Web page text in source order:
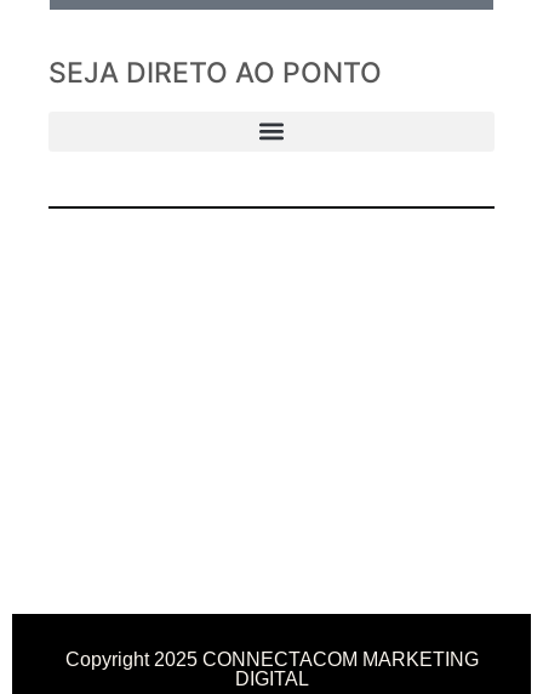
SEJA DIRETO AO PONTO
Copyright 2025 CONNECTACOM MARKETING
DIGITAL